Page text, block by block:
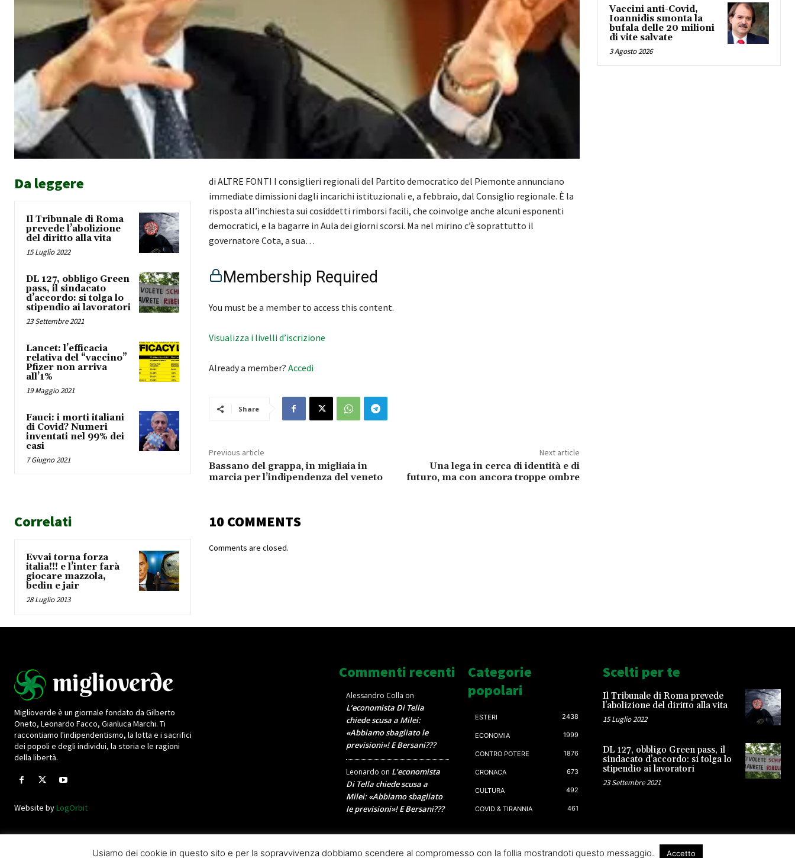
Da leggere
Il Tribunale di Roma
prevede l’abolizione
del diritto alla vita
15 Luglio 2022
DL 127, obbligo Green
pass, il sindacato
d’accordo: si tolga lo
stipendio ai lavoratori
23 Settembre 2021
Lancet: l’efficacia
relativa del “vaccino”
Pfizer non arriva
all’1%
19 Maggio 2021
Fauci: i morti italiani
di Covid? Numeri
inventati nel 99% dei
casi
7 Giugno 2021
di ALTRE FONTI I consiglieri regionali del Partito democratico del Piemonte annunciano
immediate dimissioni dagli incarichi istituzionali e, a febbraio, dal Consiglio regionale. È la
risposta all’inchiesta sui cosiddetti rimborsi facili, che coinvolge anche alcuni esponenti
democratici, e la bagarre in Aula dei giorni scorsi. Ma nel mirino c’è soprattutto il
governatore Cota, a sua…
Membership Required
You must be a member to access this content.
Visualizza i livelli d’iscrizione
Already a member? Accedi
Share
Previous article
Bassano del grappa, in migliaia in
marcia per l’indipendenza del veneto
Next article
Una lega in cerca di identità e di
futuro, ma con ancora troppe ombre
Correlati
Evvai torna forza
italia!!! e l’inter farà
giocare mazzola,
bedin e jair
28 Luglio 2013
10 COMMENTS
Comments are closed.
Vaccini anti-Covid,
Ioannidis smonta la
bufala delle 20 milioni
di vite salvate
3 Agosto 2026
Miglioverde è un giornale fondato da Gilberto
Oneto, Leonardo Facco, Gianluca Marchi. Ti
raccontiamo l'indipendentismo, la lotta e i sacrifici
dei popoli e degli individui, la storia e le ragioni
della libertà.
Website byLogOrbit
Commenti recenti
Alessandro Colla on
L’economista Di Tella
chiede scusa a Milei:
«Abbiamo sbagliato le
previsioni»! E Bersani???
Leonardo on L’economista
Di Tella chiede scusa a
Milei: «Abbiamo sbagliato
le previsioni»! E Bersani???
Categorie
popolari
ESTERI 2438
ECONOMIA 1999
CONTRO POTERE 1876
CRONACA 673
CULTURA 492
COVID & TIRANNIA 461
Scelti per te
Il Tribunale di Roma prevede
l’abolizione del diritto alla vita
15 Luglio 2022
DL 127, obbligo Green pass, il
sindacato d’accordo: si tolga lo
stipendio ai lavoratori
23 Settembre 2021
Usiamo dei cookie in questo sito e per la sopravvivenza dobbiamo scendere al compromesso con la follia mostrandoti questo messaggio. Accetto